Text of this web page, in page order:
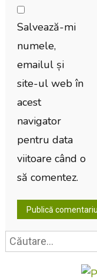
Salvează-mi
numele,
emailul și
site-ul web în
acest
navigator
pentru data
viitoare când o
să comentez.